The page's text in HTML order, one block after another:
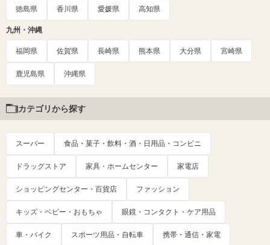
徳島県 香川県 愛媛県 高知県
九州・沖縄
福岡県 佐賀県 長崎県 熊本県 大分県 宮崎県
鹿児島県 沖縄県
カテゴリから探す
スーパー 食品・菓子・飲料・酒・日用品・コンビニ
ドラッグストア 家具・ホームセンター 家電店
ショッピングセンター・百貨店 ファッション
キッズ・ベビー・おもちゃ 眼鏡・コンタクト・ケア用品
車・バイク スポーツ用品・自転車 携帯・通信・家電